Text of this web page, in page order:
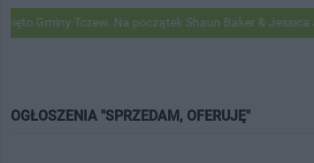
Tczew. Na początek Shaun Baker & Jessica Jean
OGŁOSZENIA "SPRZEDAM, OFERUJĘ"